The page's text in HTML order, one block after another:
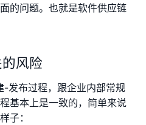
的问题。也就是软件供应链
⻛险
发布过程，跟企业内部常规
基本上是一致的，简单来说
子：